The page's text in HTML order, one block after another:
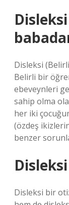
Disleksi
Belirli bir
ebeveynleri
sahip olma
her iki
(özdeş
benzer
Disleksi bir